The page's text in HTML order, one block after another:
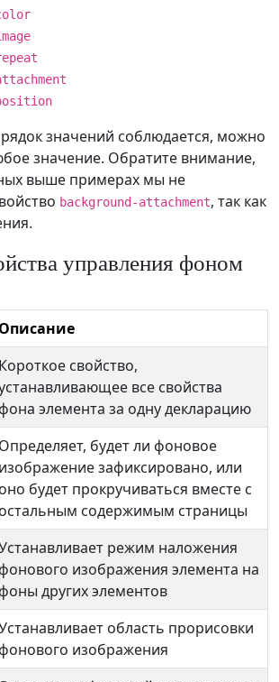
значений соблюдается, можно
значение. Обратите внимание,
выше примерах мы не
background-attachment, так как
управления фоном
Описание
Короткое свойство,
все свойства
элемента за одну декларацию
Определяет, будет ли фоновое
изображение зафиксировано, или
оно будет прокручиваться вместе с
остальным содержимым страницы
режим наложения
изображения элемента на
других элементов
область прорисовки
изображения